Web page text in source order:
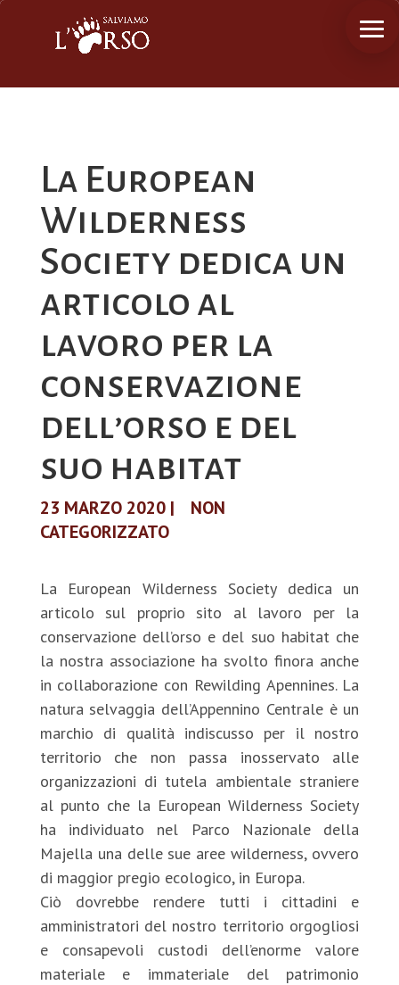
La European
Wilderness
Society dedica un
articolo al
lavoro per la
conservazione
dell’orso e del
suo habitat
23 MARZO 2020|
NON
CATEGORIZZATO
La European Wilderness Society dedica un
articolo sul proprio sito al lavoro per la
conservazione dell’orso e del suo habitat che
la nostra associazione ha svolto finora anche
in collaborazione con Rewilding Apennines. La
natura selvaggia dell’Appennino Centrale è un
marchio di qualità indiscusso per il nostro
territorio che non passa inosservato alle
organizzazioni di tutela ambientale straniere
al punto che la European Wilderness Society
ha individuato nel Parco Nazionale della
Majella una delle sue aree wilderness, ovvero
di maggior pregio ecologico, in Europa.
Ciò dovrebbe rendere tutti i cittadini e
amministratori del nostro territorio orgogliosi
e consapevoli custodi dell’enorme valore
materiale e immateriale del patrimonio